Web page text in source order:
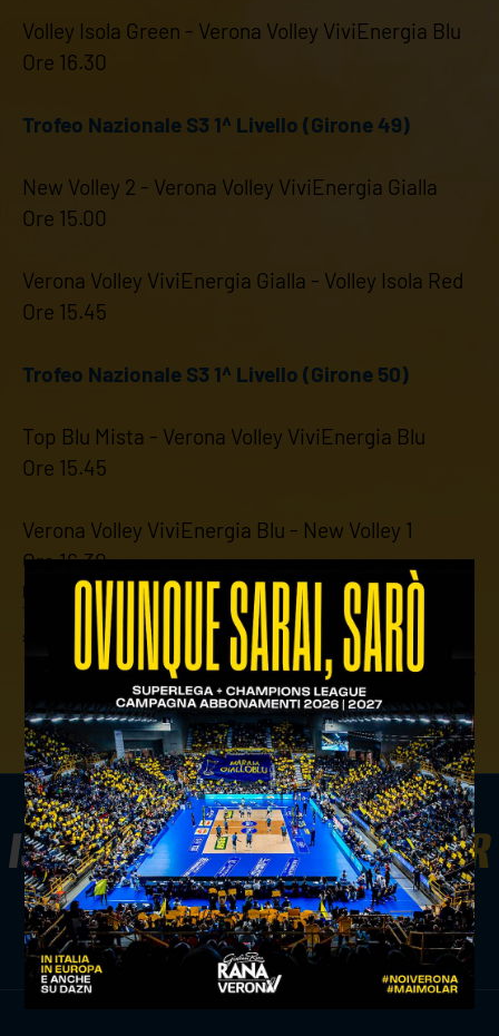
Volley Isola Green - Verona Volley ViviEnergia Blu
Ore 16.30
Trofeo Nazionale S3 1^ Livello (Girone 49)
New Volley 2 - Verona Volley ViviEnergia Gialla
Ore 15.00
Verona Volley ViviEnergia Gialla - Volley Isola Red
Ore 15.45
Trofeo Nazionale S3 1^ Livello (Girone 50)
Top Blu Mista - Verona Volley ViviEnergia Blu
Ore 15.45
Verona Volley ViviEnergia Blu - New Volley 1
Ore 16.30
precedente:settore giovanile: argento per l'u17 nella
finale di categoria
successivo:
settore giovanile: il programma del weekend
news giovanili
ISCRIVITI ALLANEWSLETTER
ISCRIVITI ORA